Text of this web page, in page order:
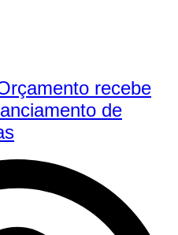
recebe
de